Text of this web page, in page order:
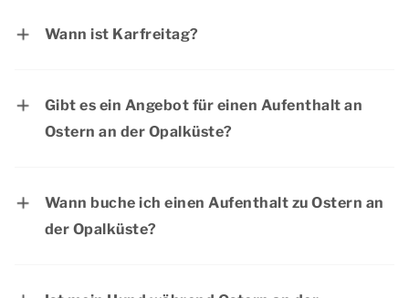
Wann ist Karfreitag?
Gibt es ein Angebot für einen Aufenthalt an
Ostern an der Opalküste?
Wann buche ich einen Aufenthalt zu Ostern an
der Opalküste?